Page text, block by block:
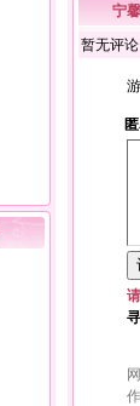
宁馨
暂无评论